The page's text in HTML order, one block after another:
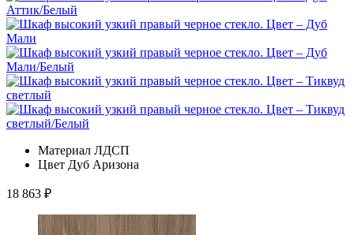
Материал ЛДСП
Цвет Дуб Аризона
18 863 ₽